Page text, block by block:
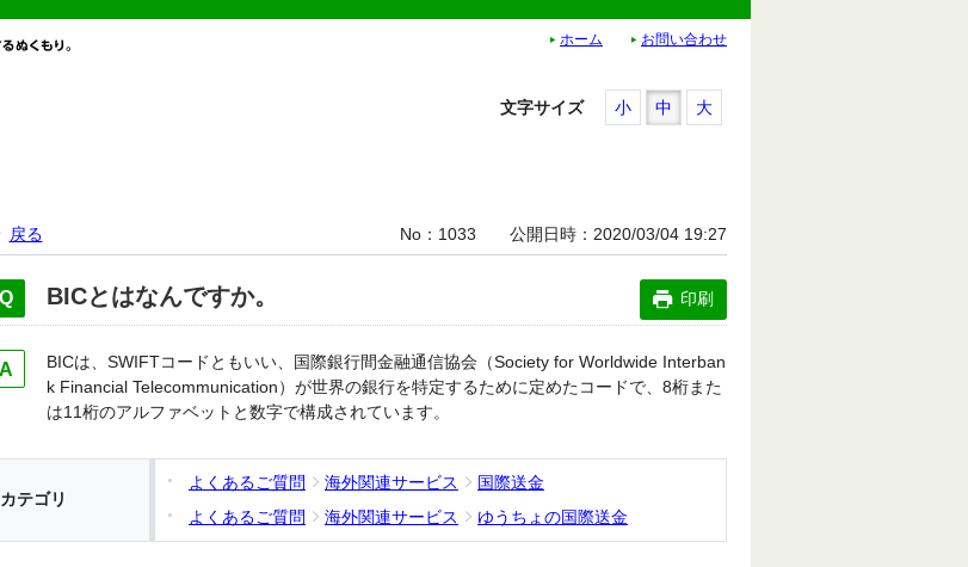
ホーム お問い合わせ
文字サイズ 小 中 大
戻る No 1033 公開日時 2020/03/04 19:27
BICとはなんですか。 印刷
BICは、SWIFTコードともいい、国際銀行間金融通信協会（Society for Worldwide Interban
k Financial Telecommunication）が世界の銀行を特定するために定めたコードで、8桁また
は11桁のアルファベットと数字で構成されています。
カテゴリ
よくあるご質問 海外関連サービス
国際送金
よくあるご質問
海外関連サービス ゆうちょの国際送金